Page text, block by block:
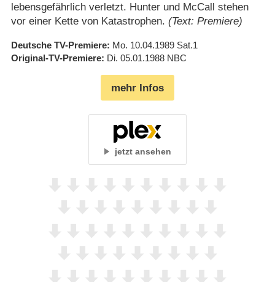
lebensgefährlich verletzt. Hunter und McCall stehen
vor einer Kette von Katastrophen. (Text: Premiere)
Deutsche TV-Premiere Mo. 10.04.1989 Sat.1
Original-TV-Premiere Di. 05.01.1988 NBC
mehr Infos
jetzt ansehen